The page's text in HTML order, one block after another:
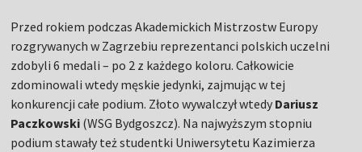
Przed rokiem podczas Akademickich Mistrzostw Europy
rozgrywanych w Zagrzebiu reprezentanci polskich uczelni
zdobyli 6 medali – po 2 z każdego koloru. Całkowicie
zdominowali wtedy męskie jedynki, zajmując w tej
konkurencji całe podium. Złoto wywalczył wtedy Dariusz
Paczkowski (WSG Bydgoszcz). Na najwyższym stopniu
podium stawały też studentki Uniwersytetu Kazimierza